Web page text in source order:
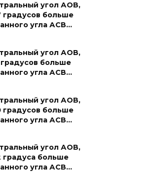
угол АОВ,
градусов больше
угла АСВ…
угол АОВ,
градусов больше
угла АСВ…
угол АОВ,
градусов больше
угла АСВ…
угол АОВ,
градуса больше
угла АСВ…